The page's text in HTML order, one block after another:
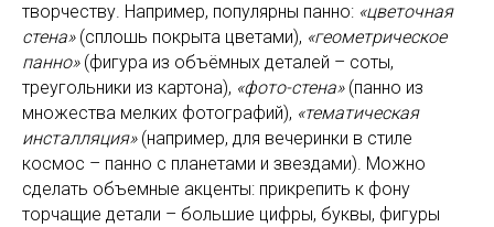
творчеству. Например, популярны панно: «цветочная
стена»(сплошь покрыта цветами), «геометрическое
панно»(фигура из объёмных деталей – соты,
треугольники из картона), «фото-стена»(панно из
множества мелких фотографий), «тематическая
инсталляция»(например, для вечеринки в стиле
космос – панно с планетами и звездами). Можно
сделать объемные акценты: прикрепить к фону
торчащие детали – большие цифры, буквы, фигуры